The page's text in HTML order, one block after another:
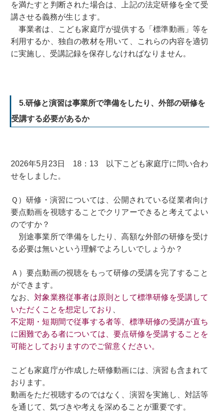
を満たすと判断された場合は、上記の法定研修を全て受
講させる義務が生じます。
事業者は、こども家庭庁が提供する「標準動画」等を
利用するか、独自の教材を用いて、これらの内容を適切
に実施し、受講記録を保存しなければなりません。
5.研修と演習は事業所で準備をしたり、外部の研修を
受講する必要があるか
2026年5月23日 18：13 以下こども家庭庁に問い合わ
せをしました。
Ｑ）研修・演習については、公開されている従業者向け
要点動画を視聴することでクリアーできると考えてよい
のですか？
別途事業所で準備をしたり、高額な外部の研修を受け
る必要は無いという理解でよろしいでしょうか？
Ａ）要点動画の視聴をもって研修の受講を完了すること
ができます。
なお、対象業務従事者は原則として標準研修を受講して
いただくことを想定しており 、
不定期・短期間で従事する者等、標準研修の受講が直ち
に困難である者については、要点研修を受講することを
可能としておりますのでご留意ください。
こども家庭庁が作成した研修動画には、演習も含まれて
おります。
動画をただ視聴するのではなく、演習を実施し、対話等
を通じて、気づきや考えを深めることが重要です。